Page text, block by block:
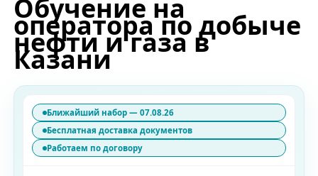
Обучение на
оператора по добыче
нефти и газа в
Казани
Ближайший набор — 07.08.26
Бесплатная доставка документов
Работаем по договору